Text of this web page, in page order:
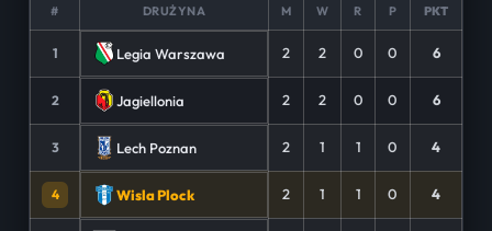
# DRUŻYNA M W R P PKT
1 Legia Warszawa 2 2 0 0 6
2 Jagiellonia 2 2 0 0 6
3 Lech Poznan 2 1 1 0 4
4 Wisla Plock 2 1 1 0 4